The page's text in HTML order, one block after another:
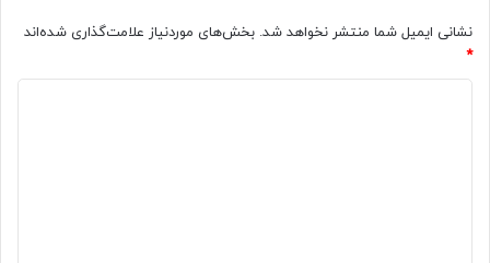
نشانی ایمیل شما منتشر نخواهد شد. بخش‌های موردنیاز علامت‌گذاری شده‌اند
*